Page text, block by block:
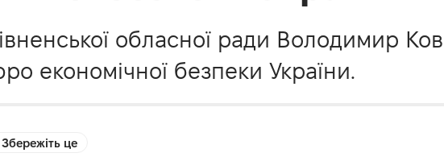
обласної ради Володимир
економічної безпеки України.